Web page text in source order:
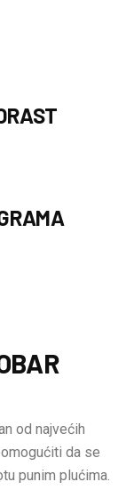
od najvećih
da se
punim plućima.